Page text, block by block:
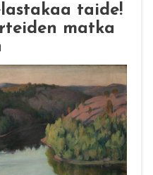
taide!
matka